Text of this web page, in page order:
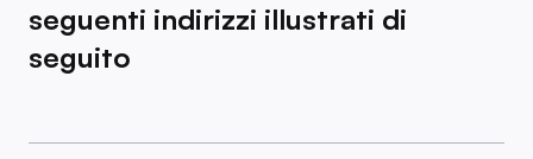
seguenti indirizzi illustrati di
seguito